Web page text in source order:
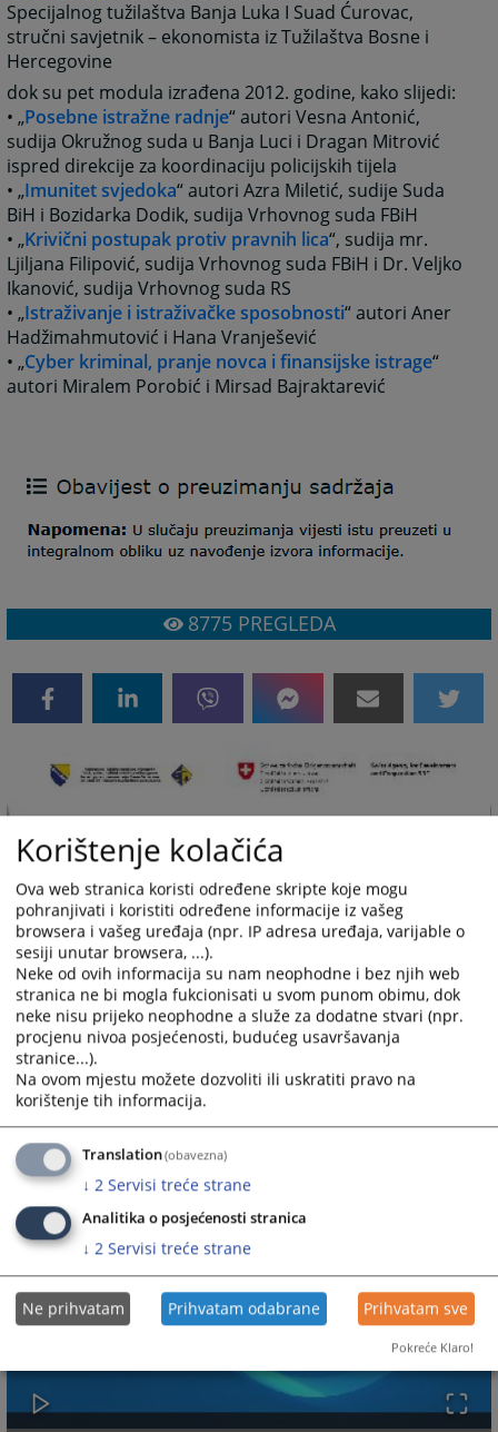
Specijalnog tužilaštva Banja Luka I Suad Ćurovac,
stručni savjetnik – ekonomista iz Tužilaštva Bosne i
Hercegovine
dok su pet modula izrađena 2012. godine, kako slijedi:
• „Posebne istražne radnje“ autori Vesna Antonić,
sudija Okružnog suda u Banja Luci i Dragan Mitrović
ispred direkcije za koordinaciju policijskih tijela
• „Imunitet svjedoka“ autori Azra Miletić, sudije Suda
BiH i Bozidarka Dodik, sudija Vrhovnog suda FBiH
• „Krivični postupak protiv pravnih lica“, sudija mr.
Ljiljana Filipović, sudija Vrhovnog suda FBiH i Dr. Veljko
Ikanović, sudija Vrhovnog suda RS
• „Istraživanje i istraživačke sposobnosti“ autori Aner
Hadžimahmutović i Hana Vranješević
• „Cyber kriminal, pranje novca i finansijske istrage“
autori Miralem Porobić i Mirsad Bajraktarević
8775PREGLEDA
Korištenje kolačića
Ova web stranica koristi određene skripte koje mogu
pohranjivati i koristiti određene informacije iz vašeg
browsera i vašeg uređaja (npr. IP adresa uređaja, varijable o
sesiji unutar browsera, ...).
Neke od ovih informacija su nam neophodne i bez njih web
stranica ne bi mogla fukcionisati u svom punom obimu, dok
neke nisu prijeko neophodne a služe za dodatne stvari (npr.
procjenu nivoa posjećenosti, budućeg usavršavanja
stranice...).
Na ovom mjestu možete dozvoliti ili uskratiti pravo na
korištenje tih informacija.
Translation(obavezna)
↓ 2 Servisi treće strane
Analitika o posjećenosti stranica
↓ 2 Servisi treće strane
Ne prihvatam Prihvatam odabrane Prihvatam sve
Pokreće Klaro!